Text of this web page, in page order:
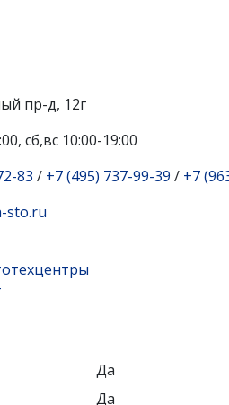
пр-д, 12г
сб,вс 10:00-19:00
83 / +7 (495) 737-99-39 / +7
sto.ru
Да
Да